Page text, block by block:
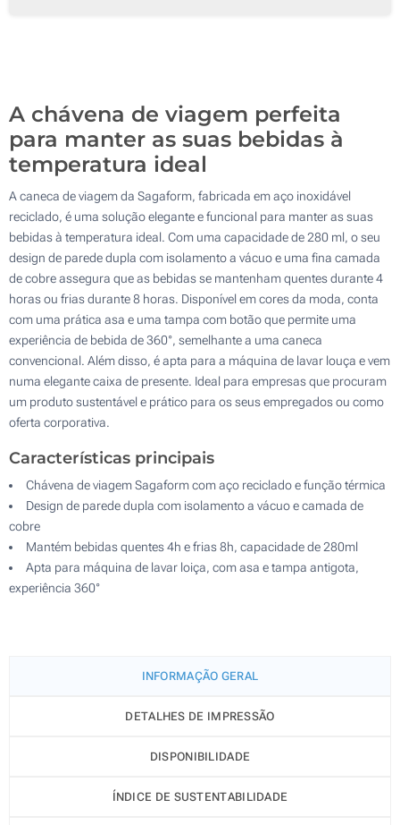
A chávena de viagem perfeita
para manter as suas bebidas à
temperatura ideal
A caneca de viagem da Sagaform, fabricada em aço inoxidável
reciclado, é uma solução elegante e funcional para manter as suas
bebidas à temperatura ideal. Com uma capacidade de 280 ml, o seu
design de parede dupla com isolamento a vácuo e uma fina camada
de cobre assegura que as bebidas se mantenham quentes durante 4
horas ou frias durante 8 horas. Disponível em cores da moda, conta
com uma prática asa e uma tampa com botão que permite uma
experiência de bebida de 360°, semelhante a uma caneca
convencional. Além disso, é apta para a máquina de lavar louça e vem
numa elegante caixa de presente. Ideal para empresas que procuram
um produto sustentável e prático para os seus empregados ou como
oferta corporativa.
Características principais
Chávena de viagem Sagaform com aço reciclado e função térmica
Design de parede dupla com isolamento a vácuo e camada de
cobre
Mantém bebidas quentes 4h e frias 8h, capacidade de 280ml
Apta para máquina de lavar loiça, com asa e tampa antigota,
experiência 360°
INFORMAÇÃO GERAL
DETALHES DE IMPRESSÃO
DISPONIBILIDADE
ÍNDICE DE SUSTENTABILIDADE